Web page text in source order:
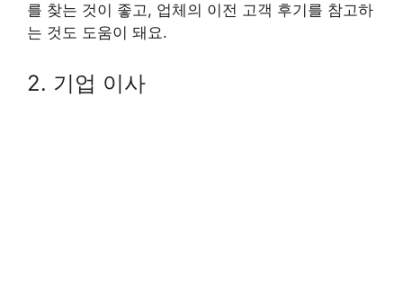
를 찾는 것이 좋고, 업체의 이전 고객 후기를 참고하
는 것도 도움이 돼요.
2. 기업 이사